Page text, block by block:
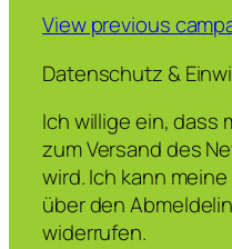
View previous
Datenschutz &
Ich willige ein, dass
zum Versand des
wird. Ich kann
über den
widerrufen.